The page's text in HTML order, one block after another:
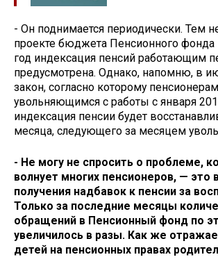
- Он поднимается периодически. Тем
проекте бюджета Пенсионного
год индексация пенсий работающим
предусмотрена. Однако, напомню, в
закон, согласно которому
увольняющимся с работы с января
индексация пенсии будет
месяца, следующего за месяцем
- Не могу не спросить о проблеме,
волнует многих пенсионеров, — это
получения надбавок к пенсии за
Только за последние месяцы
обращений в Пенсионный фонд по
увеличилось в разы. Как же
детей на пенсионных правах